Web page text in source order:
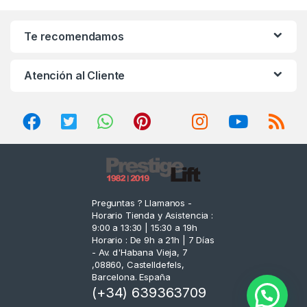
a
Te recomendamos
Atención al Cliente
Preguntas ? Llamanos -
Horario Tienda y Asistencia :
9:00 a 13:30 | 15:30 a 19h
Horario : De 9h a 21h | 7 Días
- Av. d'Habana Vieja, 7
,08860, Castelldefels,
Barcelona. España
(+34) 639363709